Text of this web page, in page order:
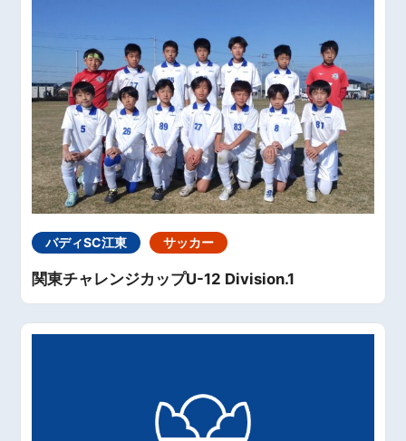
バディSC江東 サッカー
関東チャレンジカップU-12 Division.1